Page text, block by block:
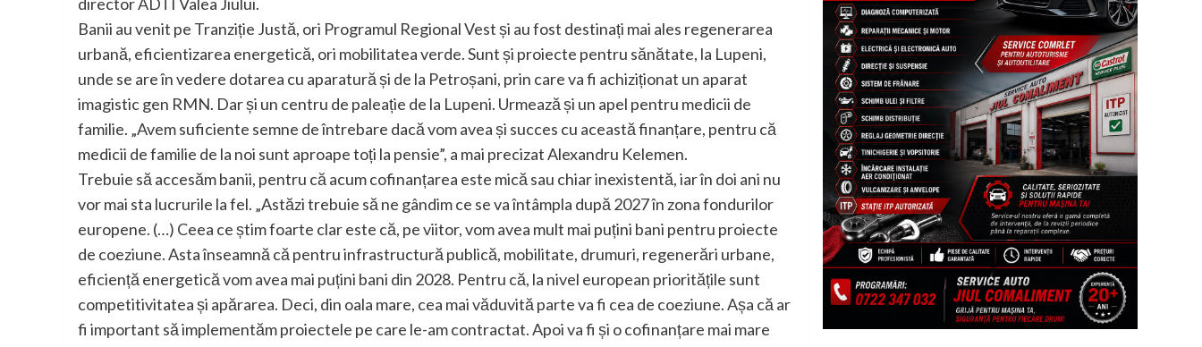
Banii au venit pe Tranziție Justă, ori Programul Regional Vest și au fost destinați mai ales regenerarea
urbană, eficientizarea energetică, ori mobilitatea verde. Sunt și proiecte pentru sănătate, la Lupeni,
unde se are în vedere dotarea cu aparatură și de la Petroșani, prin care va fi achiziționat un aparat
imagistic gen RMN. Dar și un centru de paleație de la Lupeni. Urmează și un apel pentru medicii de
familie. „Avem suficiente semne de întrebare dacă vom avea și succes cu această finanțare, pentru că
medicii de familie de la noi sunt aproape toți la pensie”, a mai precizat Alexandru Kelemen.
Trebuie să accesăm banii, pentru că acum cofinanțarea este mică sau chiar inexistentă, iar în doi ani nu
vor mai sta lucrurile la fel. „Astăzi trebuie să ne gândim ce se va întâmpla după 2027 în zona fondurilor
europene. (…) Ceea ce știm foarte clar este că, pe viitor, vom avea mult mai puțini bani pentru proiecte
de coeziune. Asta înseamnă că pentru infrastructură publică, mobilitate, drumuri, regenerări urbane,
eficiență energetică vom avea mai puțini bani din 2028. Pentru că, la nivel european prioritățile sunt
competitivitatea și apărarea. Deci, din oala mare, cea mai văduvită parte va fi cea de coeziune. Așa că ar
fi important să implementăm proiectele pe care le-am contractat. Apoi va fi și o cofinanțare mai mare